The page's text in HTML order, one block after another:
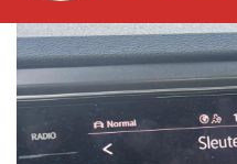
STRAKS:
De avond van
19.00 - 0.00 uur
Vorig uur
uur